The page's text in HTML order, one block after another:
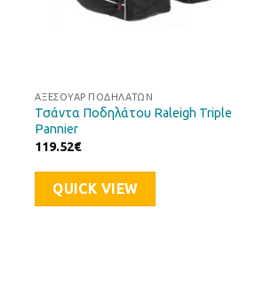
ΑΞΕΣΟΥΆΡ ΠΟΔΗΛΆΤΩΝ
Τσάντα Ποδηλάτου Raleigh Triple
Pannier
119.52€
QUICK VIEW